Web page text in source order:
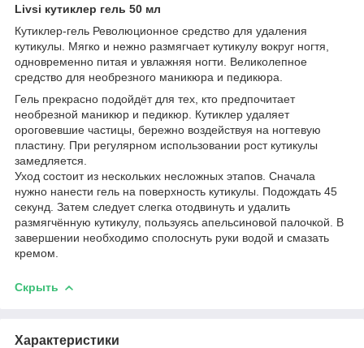
Livsi кутиклер гель 50 мл
Кутиклер-гель Революционное средство для удаления
кутикулы. Мягко и нежно размягчает кутикулу вокруг ногтя,
одновременно питая и увлажняя ногти. Великолепное
средство для необрезного маникюра и педикюра.
Гель прекрасно подойдёт для тех, кто предпочитает
необрезной маникюр и педикюр. Кутиклер удаляет
ороговевшие частицы, бережно воздействуя на ногтевую
пластину. При регулярном использовании рост кутикулы
замедляется.
Уход состоит из нескольких несложных этапов. Сначала
нужно нанести гель на поверхность кутикулы. Подождать 45
секунд. Затем следует слегка отодвинуть и удалить
размягчённую кутикулу, пользуясь апельсиновой палочкой. В
завершении необходимо сполоснуть руки водой и смазать
кремом.
Скрыть
Характеристики